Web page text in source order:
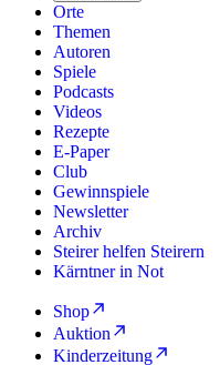
Orte
Themen
Autoren
Spiele
Podcasts
Videos
Rezepte
E-Paper
Club
Gewinnspiele
Newsletter
Archiv
Steirer helfen Steirern
Kärntner in Not
Shop
Auktion
Kinderzeitung